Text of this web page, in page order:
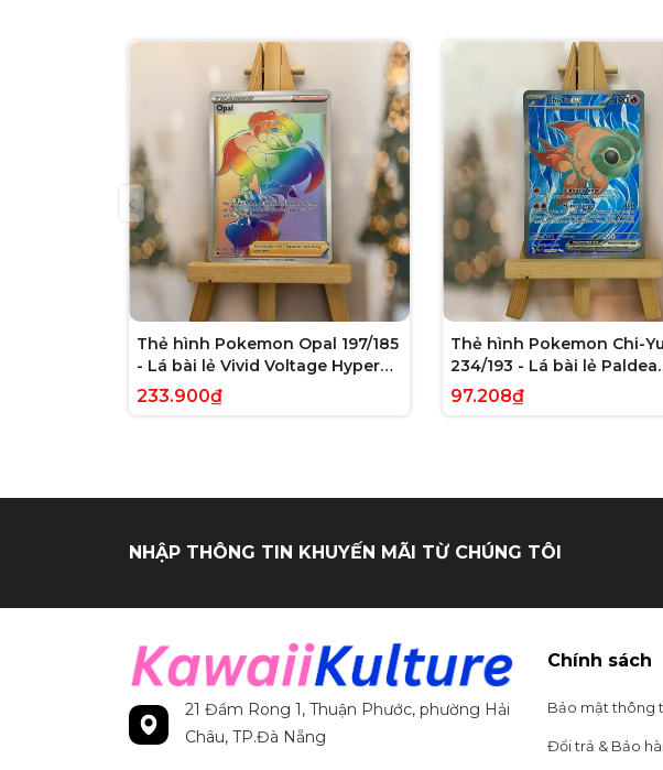
Thẻ hình Pokemon Opal 197/185
- Lá bài lẻ Vivid Voltage Hyper
Rare tiếng Anh chính hãng
233.900₫
Thẻ hình Pokemon Chi-
234/193 - Lá bài lẻ Paldea
Evolved Full Art Secret
tiếng Anh chính hãng
97.208₫
NHẬP THÔNG TIN KHUYẾN MÃI TỪ CHÚNG TÔI
21 Đầm Rong 1, Thuận Phước, phường Hải
Châu, TP.Đà Nẵng
Chính sách
Bảo mật thông
Đổi trả & Bảo